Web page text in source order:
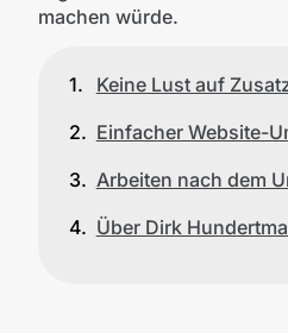
machen würde.
Keine Lust auf
Einfacher Website-
Arbeiten nach dem
Über Dirk